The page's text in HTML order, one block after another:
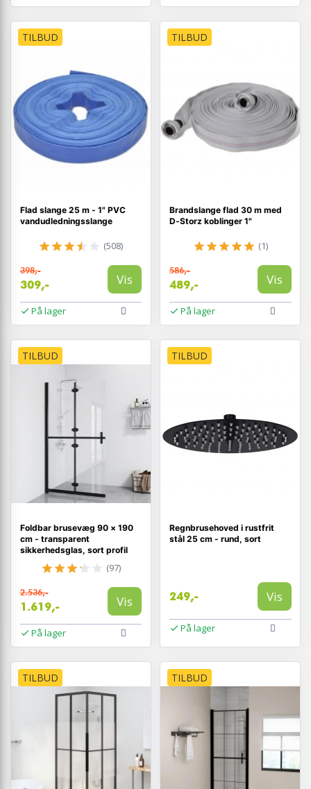
TILBUD
Flad slange 25 m - 1" PVC
vandudledningsslange
(508)
398,-
309,- Vis
På lager
TILBUD
Brandslange flad 30 m med
D‑Storz koblinger 1"
(1)
586,-
489,- Vis
På lager
TILBUD
Foldbar brusevæg 90 × 190
cm - transparent
sikkerhedsglas, sort profil
(97)
2.536,-
1.619,- Vis
På lager
TILBUD
Regnbrusehoved i rustfrit
stål 25 cm - rund, sort
249,- Vis
På lager
TILBUD TILBUD